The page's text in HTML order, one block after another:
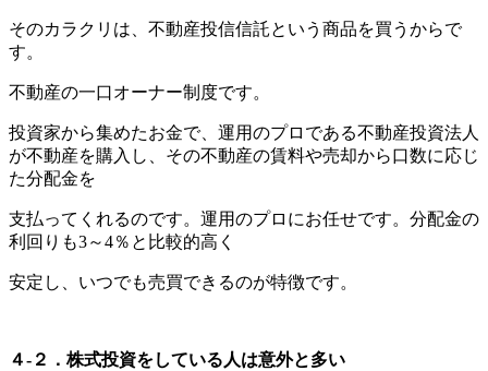
そのカラクリは、不動産投信信託という商品を買うからで
す。
不動産の一口オーナー制度です。
投資家から集めたお金で、運用のプロである不動産投資法人
が不動産を購入し、その不動産の賃料や売却から口数に応じ
た分配金を
支払ってくれるのです。運用のプロにお任せです。分配金の
利回りも3～4％と比較的高く
安定し、いつでも売買できるのが特徴です。
４-２．株式投資をしている人は意外と多い